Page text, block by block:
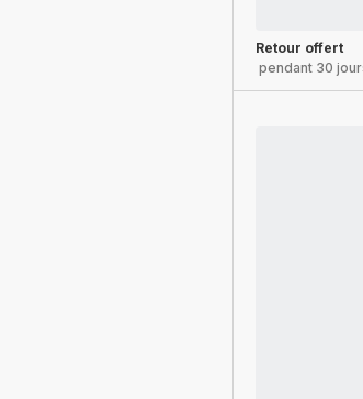
Retour offert
pendant 30